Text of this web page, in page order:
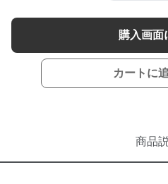
購入画面
カートに
商品